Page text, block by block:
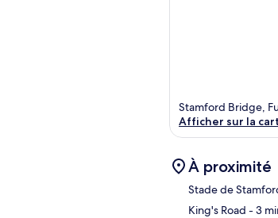
Stamford Bridge,
Afficher sur la
À proximité
Stade de
King's Road - 3